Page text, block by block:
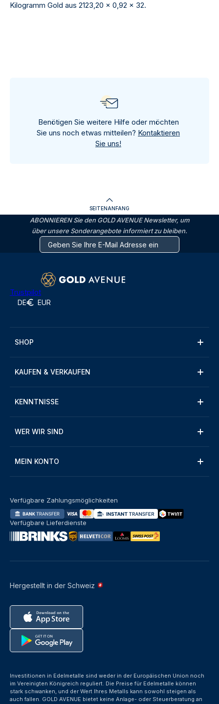
Kilogramm Gold aus 2123,20 x 0,92 x 32.
Benötigen Sie weitere Hilfe oder möchten
Sie uns noch etwas mitteilen? Kontaktieren
Sie uns!
SEITENANFANG
ABONNIEREN Sie den GOLD AVENUE Newsletter, um
über unsere Sonderangebote informiert zu bleiben.
Trustpilot
DE EUR
SHOP
KAUFEN & VERKAUFEN
KENNTNISSE
WER WIR SIND
MEIN KONTO
Hergestellt in der Schweiz
Verfügbare Zahlungsmöglichkeiten
Verfügbare Lieferdienste
Investitionen in Edelmetalle sind weder in der Europäischen Union noch
im Vereinigten Königreich reguliert. Die Preise für Edelmetalle können
stark schwanken, und der Wert Ihres Metalls kann sowohl steigen als
auch fallen. GOLD AVENUE bietet keine Anlage- oder Steuerberatung an